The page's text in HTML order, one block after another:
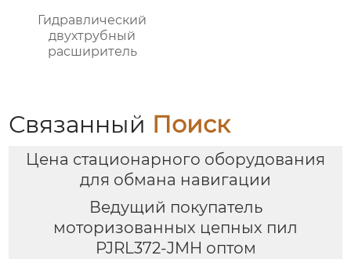
Гидравлический
двухтрубный
расширитель
Связанный Поиск
Цена стационарного оборудования
для обмана навигации
Ведущий покупатель
моторизованных цепных пил
PJRL372-JMH оптом